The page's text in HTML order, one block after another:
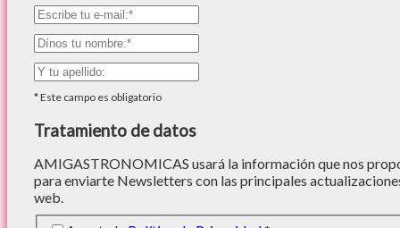
*Este campo es obligatorio
Tratamiento de datos
AMIGASTRONOMICAS usará la información que nos
para enviarte Newsletters con las principales
web.